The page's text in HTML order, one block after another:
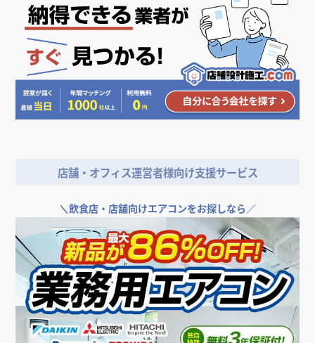
色・素材から探す
茶(ブラウン)
人気のデザイン・キーワードから探す
＼店舗やオフィスの開業･改装をご検討なら／